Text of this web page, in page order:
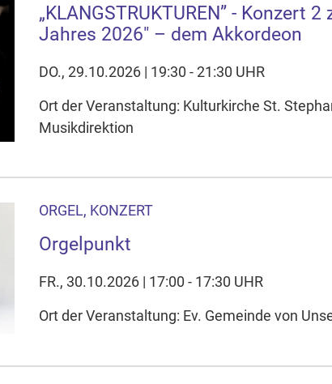
„KLANGSTRUKTUREN” - Konzert
Jahres 2026" – dem Akkordeon
DO., 29.10.2026 | 19:30 - 21:30 UHR
Ort der Veranstaltung: Kulturkirche St.
Musikdirektion
ORGEL, KONZERT
Orgelpunkt
FR., 30.10.2026 | 17:00 - 17:30 UHR
Ort der Veranstaltung: Ev. Gemeinde von